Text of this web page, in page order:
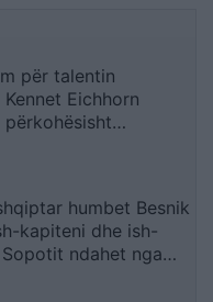
për talentin
Eichhorn
humbet Besnik
kapiteni dhe ish-
ndahet nga